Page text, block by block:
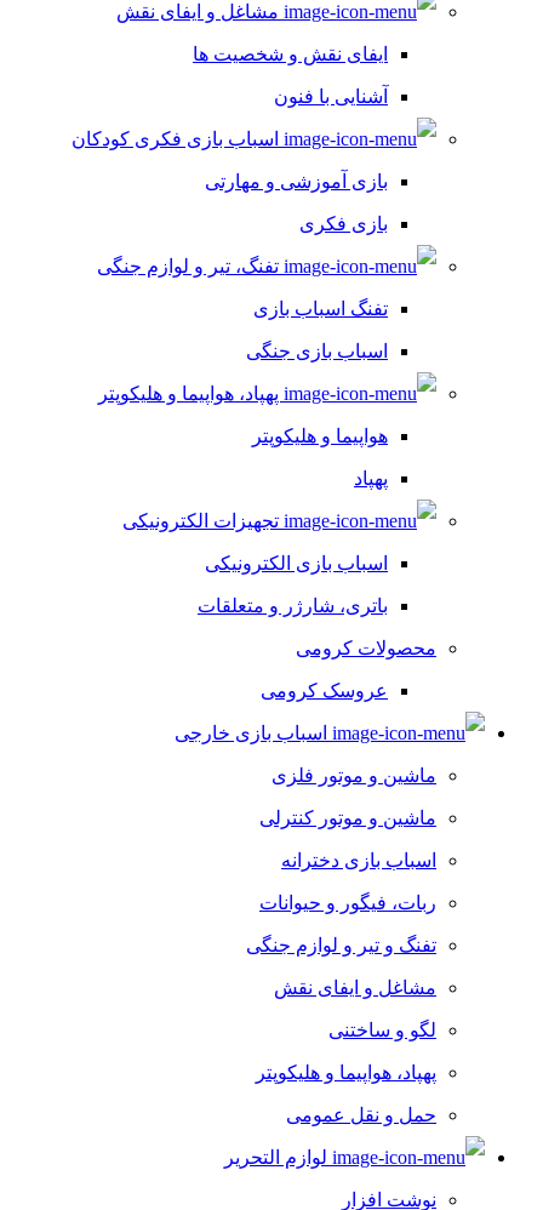
مشاغل و ایفای نقش
ایفای نقش و شخصیت ها
آشنایی با فنون
اسباب بازی فکری کودکان
بازی آموزشی و مهارتی
بازی فکری
تفنگ، تیر و لوازم جنگی
تفنگ اسباب بازی
اسباب بازی جنگی
پهپاد، هواپیما و هلیکوپتر
هواپیما و هلیکوپتر
پهپاد
تجهیزات الکترونیکی
اسباب بازی الکترونیکی
باتری، شارژر و متعلقات
محصولات کرومی
عروسک کرومی
اسباب بازی خارجی
ماشین و موتور فلزی
ماشین و موتور کنترلی
اسباب بازی دخترانه
ربات، فیگور و حیوانات
تفنگ و تیر و لوازم جنگی
مشاغل و ایفای نقش
لگو و ساختنی
پهپاد، هواپیما و هلیکوپتر
حمل و نقل عمومی
لوازم التحریر
نوشت افزار